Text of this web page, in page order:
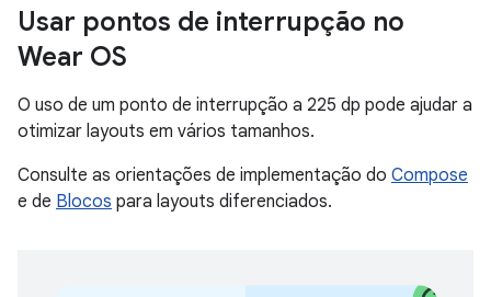
Usar pontos de interrupção no
Wear OS
O uso de um ponto de interrupção a 225 dp pode ajudar a
otimizar layouts em vários tamanhos.
Consulte as orientações de implementação do Compose
e de Blocos para layouts diferenciados.